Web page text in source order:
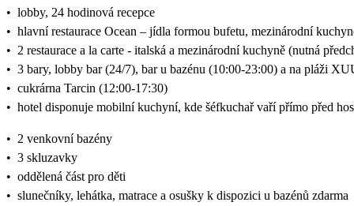
• lobby, 24 hodinová recepce
• hlavní restaurace Ocean – jídla formou bufetu, mezinárodní
• 2 restaurace a la carte - italská a mezinárodní kuchyně (nutná
• 3 bary, lobby bar (24/7), bar u bazénu (10:00-23:00) a na pláži
• cukrárna Tarcin (12:00-17:30)
• hotel disponuje mobilní kuchyní, kde šéfkuchař vaří přímo před
• 2 venkovní bazény
• 3 skluzavky
• oddělená část pro děti
• slunečníky, lehátka, matrace a osušky k dispozici u bazénů zdarma